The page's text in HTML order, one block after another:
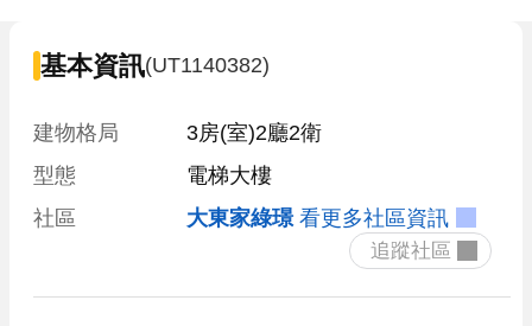
基本資訊(UT1140382)
建物格局
3房(室)2廳2衛
型態
電梯大樓
社區
大東家綠璟 看更多社區資訊